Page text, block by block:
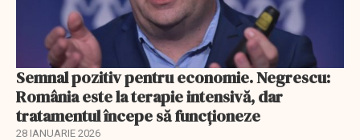
Semnal pozitiv pentru economie. Negrescu:
România este la terapie intensivă, dar
tratamentul începe să funcționeze
28 IANUARIE 2026